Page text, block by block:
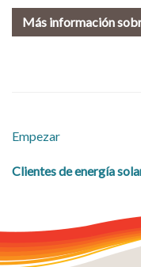
Más información
Empezar
Clientes de energía